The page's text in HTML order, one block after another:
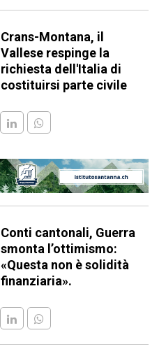
Crans-Montana, il
Vallese respinge la
richiesta dell'Italia di
costituirsi parte civile
Conti cantonali, Guerra
smonta l’ottimismo:
«Questa non è solidità
finanziaria».